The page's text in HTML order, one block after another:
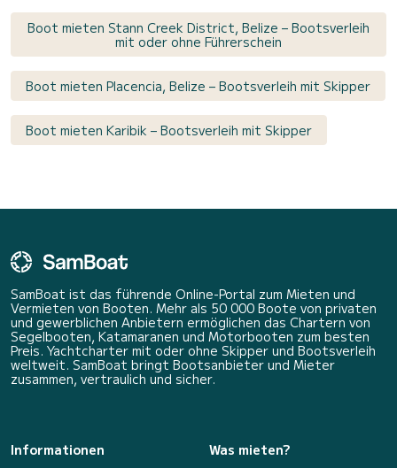
Boot mieten Stann Creek District, Belize – Bootsverleih
mit oder ohne Führerschein
Boot mieten Placencia, Belize – Bootsverleih mit Skipper
Boot mieten Karibik – Bootsverleih mit Skipper
SamBoat ist das führende Online-Portal zum Mieten und
Vermieten von Booten. Mehr als 50 000 Boote von privaten
und gewerblichen Anbietern ermöglichen das Chartern von
Segelbooten, Katamaranen und Motorbooten zum besten
Preis. Yachtcharter mit oder ohne Skipper und Bootsverleih
weltweit. SamBoat bringt Bootsanbieter und Mieter
zusammen, vertraulich und sicher.
Informationen
Was mieten?